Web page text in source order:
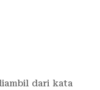
dari kata